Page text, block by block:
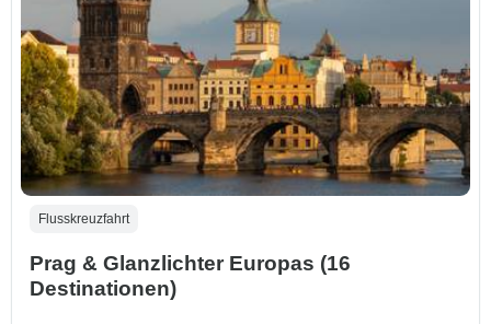
Flusskreuzfahrt
Prag & Glanzlichter Europas (16
Destinationen)